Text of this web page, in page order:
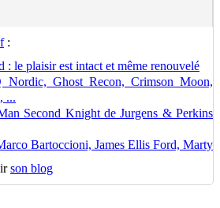
:
le plaisir est intact et même renouvelé
Ghost Recon, Crimson Moon,
...
Second Knight de Jurgens & Perkins
Bartoccioni, James Ellis Ford, Marty
son blog